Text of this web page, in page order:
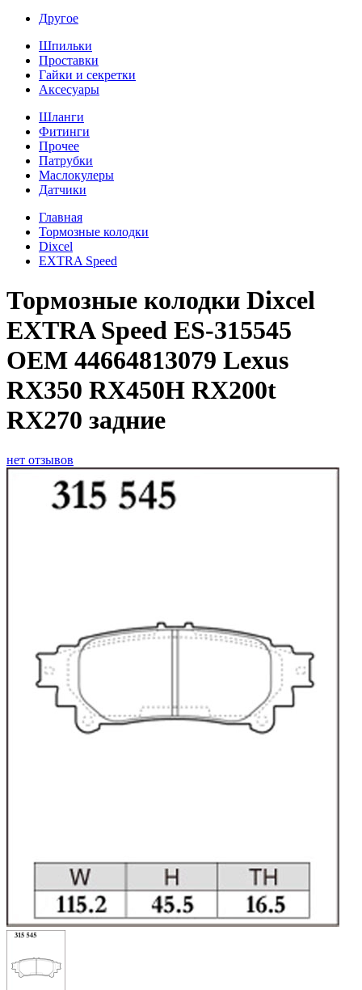
Другое
Шпильки
Проставки
Гайки и секретки
Аксесуары
Шланги
Фитинги
Прочее
Патрубки
Маслокулеры
Датчики
Главная
Тормозные колодки
Dixcel
EXTRA Speed
Тормозные колодки Dixcel
EXTRA Speed ES-315545
OEM 44664813079 Lexus
RX350 RX450H RX200t
RX270 задние
нет отзывов